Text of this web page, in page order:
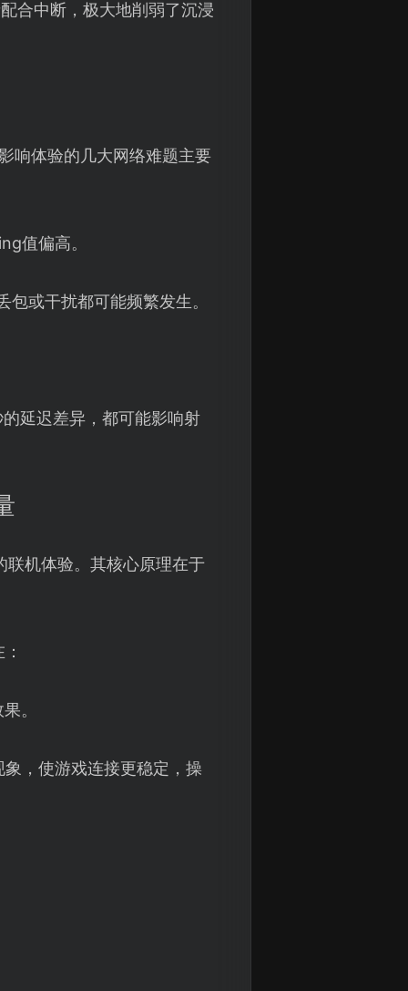
合中断，极大地削弱了沉浸
响体验的几大网络难题主要
值偏高。
或干扰都可能频繁发生。
延迟差异，都可能影响射
联机体验。其核心原理在于
。
，使游戏连接更稳定，操